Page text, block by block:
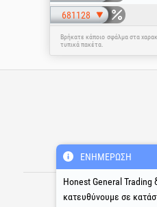
681128
Βρήκατε κάποιο σφάλμα στα
τυπικά πακέτα.
ΕΝΗΜΈΡΩΣΗ
Honest General Trading
κατευθύνουμε σε